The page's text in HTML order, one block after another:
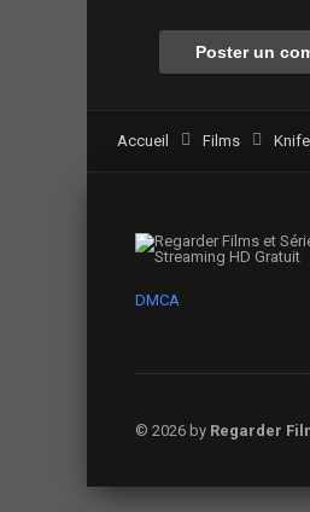
Accueil Films
DMCA
© 2026 by Regarder